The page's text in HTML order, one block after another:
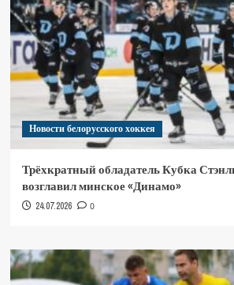
Новости белорусского хоккея
Трёхкратный обладатель Кубка
возглавил минское «Динамо»
24.07.2026 0